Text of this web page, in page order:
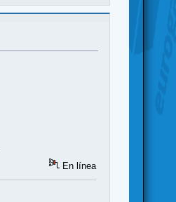
En línea